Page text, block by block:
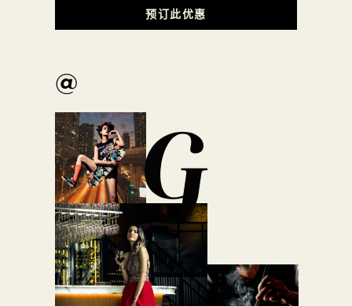
预订此优惠
@